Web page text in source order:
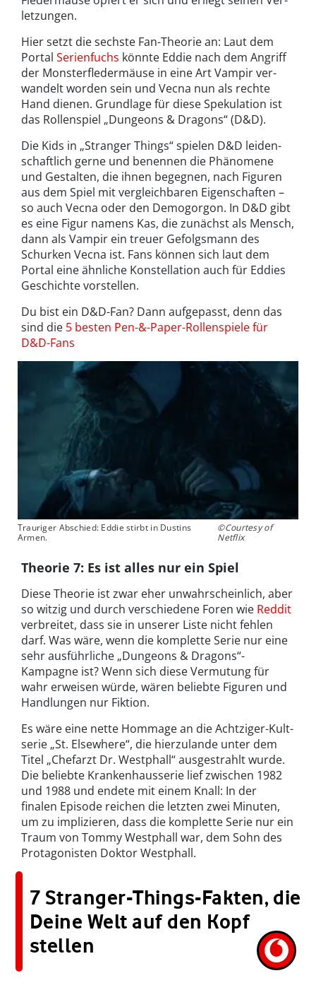
let­zun­gen.
Hier set­zt die sechste Fan-Theorie an: Laut dem
Por­tal Serien­fuchs könnte Eddie nach dem Angriff
der Mon­ster­fle­d­er­mäuse in eine Art Vam­pir ver­
wan­delt worden sein und Vec­na nun als rechte
Hand dienen. Grund­lage für diese Spekulation ist
das Rol­len­spiel „Dun­geons & Drag­ons“ (D&D).
Die Kids in „Stranger Things“ spie­len D&D lei­den­
schaftlich gerne und benen­nen die Phänomene
und Gestal­ten, die ihnen begeg­nen, nach Fig­uren
aus dem Spiel mit vergleich­baren Eigen­schaften –
so auch Vec­na oder den Demogor­gon. In D&D gibt
es eine Figur namens Kas, die zunächst als Men­sch,
dann als Vam­pir ein treuer Gefol­gs­mann des
Schurken Vec­na ist. Fans kön­nen sich laut dem
Portal eine ähn­liche Kon­stel­la­tion auch für Eddies
Geschichte vorstellen.
Du bist ein D&D-Fan? Dann aufgepasst, denn das
sind die 5 besten Pen-&-Paper-Rollenspiele für
D&D-Fans
Trauriger Abschied: Eddie stirbt in Dustins
Armen.
©Courtesy of
Netflix
Theorie 7: Es ist alles nur ein Spiel
Diese The­o­rie ist zwar eher unwahrschein­lich, aber
so witzig und durch verschiedene Foren wie Reddit
verbreitet, dass sie in unserer Liste nicht fehlen
darf. Was wäre, wenn die kom­plette Serie nur eine
sehr aus­führliche „Dun­geons & Drag­ons“-
Kampagne ist? Wenn sich diese Vermutung für
wahr erweisen würde, wären beliebte Fig­uren und
Hand­lun­gen nur Fik­tion.
Es wäre eine nette Hom­mage an die Achtziger-Kult­
serie „St. Else­where“, die hierzu­lande unter dem
Titel „Che­farzt Dr. West­phall“ aus­ges­trahlt wurde.
Die beliebte Kranken­hausserie lief zwis­chen 1982
und 1988 und endete mit einem Knall: In der
finalen Episode reichen die let­zten zwei Minuten,
um zu implizieren, dass die kom­plette Serie nur ein
Traum von Tom­my West­phall war, dem Sohn des
Pro­tag­o­nis­ten Dok­tor West­phall.
7 Stranger-Things-Fakten, die
Deine Welt auf den Kopf
stellen